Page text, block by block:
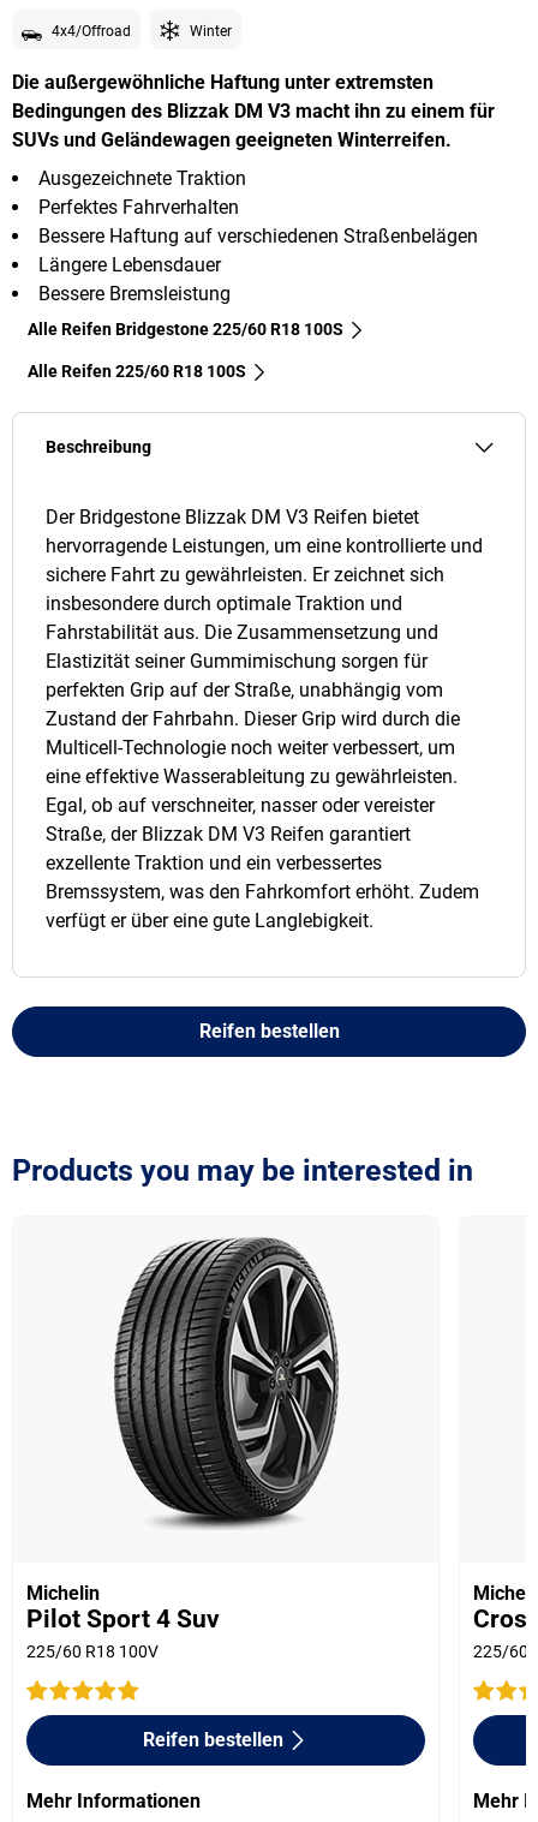
4x4/Offroad Winter
Die außergewöhnliche Haftung unter extremsten
Bedingungen des Blizzak DM V3 macht ihn zu einem für
SUVs und Geländewagen geeigneten Winterreifen.
Ausgezeichnete Traktion
Perfektes Fahrverhalten
Bessere Haftung auf verschiedenen Straßenbelägen
Längere Lebensdauer
Bessere Bremsleistung
Alle Reifen Bridgestone 225/60 R18 100S
Alle Reifen‎ 225/60 R18 100S
Beschreibung
Der Bridgestone Blizzak DM V3 Reifen bietet
hervorragende Leistungen, um eine kontrollierte und
sichere Fahrt zu gewährleisten. Er zeichnet sich
insbesondere durch optimale Traktion und
Fahrstabilität aus. Die Zusammensetzung und
Elastizität seiner Gummimischung sorgen für
perfekten Grip auf der Straße, unabhängig vom
Zustand der Fahrbahn. Dieser Grip wird durch die
Multicell-Technologie noch weiter verbessert, um
eine effektive Wasserableitung zu gewährleisten.
Egal, ob auf verschneiter, nasser oder vereister
Straße, der Blizzak DM V3 Reifen garantiert
exzellente Traktion und ein verbessertes
Bremssystem, was den Fahrkomfort erhöht. Zudem
verfügt er über eine gute Langlebigkeit.
Reifen bestellen
Products you may be interested in
Michelin
Pilot Sport 4 Suv
225/60 R18 100V
Reifen bestellen
Mehr Informationen
225/60
Mehr